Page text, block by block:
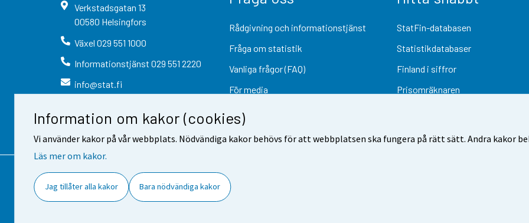
Information om kakor (cookies)
Vi använder kakor på vår webbplats. Nödvändiga kakor behövs för att webbplatsen ska fungera på rätt sätt. Andra kakor
Läs mer om kakor.
Jag tillåter alla kakor Bara nödvändiga kakor
Verkstadsgatan 13
00580 Helsingfors
Växel 029 551 1000
Informationstjänst 029 551 2220
info@stat.fi
Rådgivning och informationstjänst
Fråga om statistik
Vanliga frågor (FAQ)
För media
StatFin-databasen
Statistikdatabaser
Finland i siffror
Prisomräknaren
Kontaktinformation Respons